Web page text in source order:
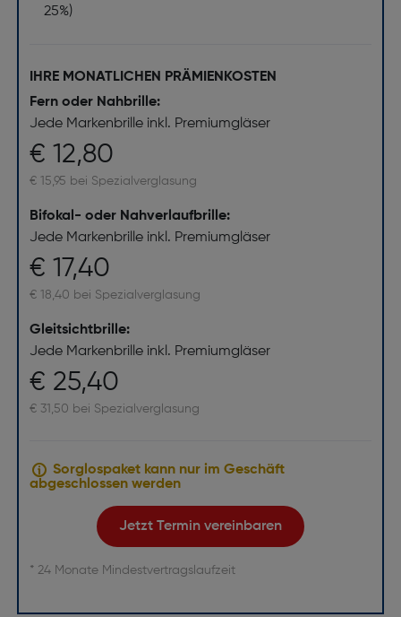
25%)
IHRE MONATLICHEN PRÄMIENKOSTEN
Fern oder Nahbrille:
Jede Markenbrille inkl. Premiumgläser
€ 12,80
€ 15,95 bei Spezialverglasung
Bifokal- oder Nahverlaufbrille:
Jede Markenbrille inkl. Premiumgläser
€ 17,40
€ 18,40 bei Spezialverglasung
Gleitsichtbrille:
Jede Markenbrille inkl. Premiumgläser
€ 25,40
€ 31,50 bei Spezialverglasung
Sorglospaket kann nur im Geschäft
abgeschlossen werden
Jetzt Termin vereinbaren
* 24 Monate Mindestvertragslaufzeit